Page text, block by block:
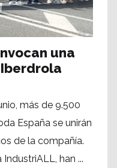
una
más de 9.500
España se unirán
de la compañía.
IndustriALL, han ...